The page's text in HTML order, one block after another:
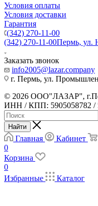
Условия оплаты
Условия доставки
Гарантия
(342) 270-11-00
(342) 270-11-00Пермь, ул.
Заказать звонок
info2005@lazar.company
г. Пермь, ул.
© 2026 ООО"ЛАЗАР",
ИНН / КПП: 5905058782 /
Найти
Главная
Кабинет
0
Корзина
0
Избранные
Каталог